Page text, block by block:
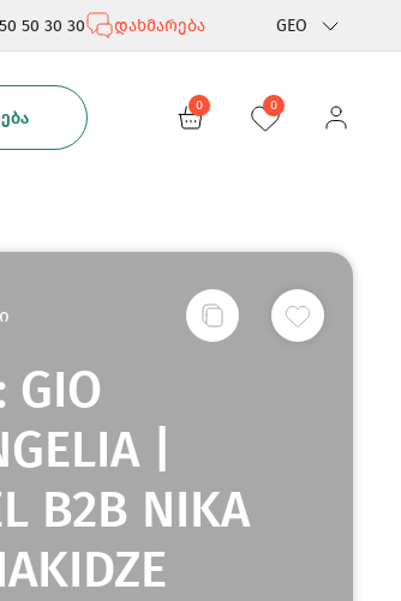
50 30 30 დახმარება GEO
Rus
0 0
GIO
|
B2B NIKA